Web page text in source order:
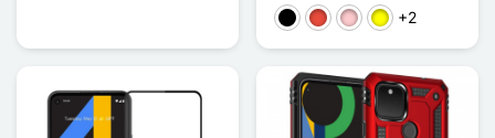
ZwartRoodRozeGeel+2